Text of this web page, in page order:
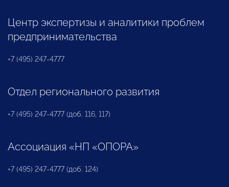
Центр экспертизы и аналитики проблем
предпринимательства
+7 (495) 247-4777
Отдел регионального развития
+7 (495) 247-4777 (доб. 116, 117)
Ассоциация «НП «ОПОРА»
+7 (495) 247-4777 (доб. 124)